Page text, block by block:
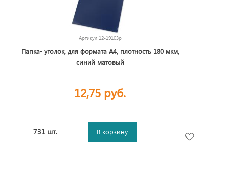
Артикул 12-19103p
Папка- уголок, для формата А4, плотность 180 мкм,
синий матовый
12,75 руб.
731 шт. В корзину